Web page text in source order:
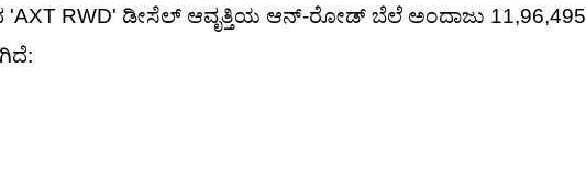
RWD' ಡೀಸೆಲ್ ಆವೃತ್ತಿಯ ಆನ್-ರೋಡ್ ಬೆಲೆ ಅಂದಾಜು 11,96,495